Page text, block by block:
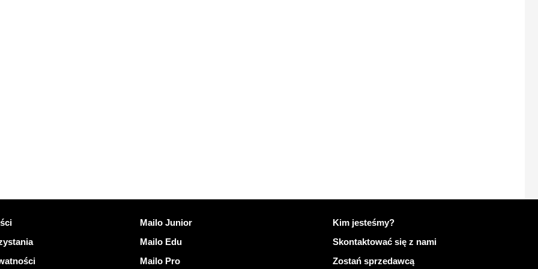
Odkryj Mailo
Mailo Junior
Mailo Edu
Mailo Pro
Więcej informacji na temat Mailo
Kim jesteśmy?
Skontaktować się z nami
Zostań sprzedawcą